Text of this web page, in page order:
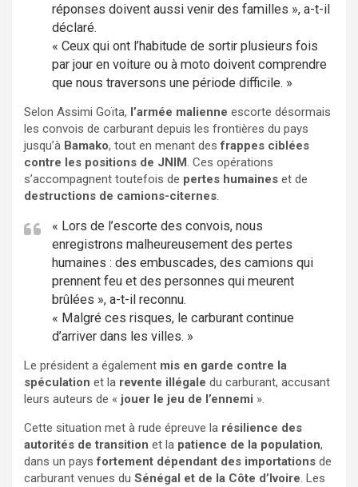
réponses doivent aussi venir des familles », a-t-il
déclaré.
« Ceux qui ont l’habitude de sortir plusieurs fois
par jour en voiture ou à moto doivent comprendre
que nous traversons une période difficile. »
Selon Assimi Goïta, l’armée malienne escorte désormais
les convois de carburant depuis les frontières du pays
jusqu’à Bamako, tout en menant desfrappes ciblées
contre les positions de JNIM. Ces opérations
s’accompagnent toutefois de pertes humaines et de
destructions de camions-citernes.
« Lors de l’escorte des convois, nous
enregistrons malheureusement des pertes
humaines : des embuscades, des camions qui
prennent feu et des personnes qui meurent
brûlées », a-t-il reconnu.
« Malgré ces risques, le carburant continue
d’arriver dans les villes. »
Le président a également mis en garde contre la
spéculation et la revente illégale du carburant, accusant
leurs auteurs de « jouer le jeu de l’ennemi ».
Cette situation met à rude épreuve la résilience des
autorités de transition et la patience de la population,
dans un paysfortement dépendant des importations de
carburant venues du Sénégal et de la Côte d’Ivoire. Les